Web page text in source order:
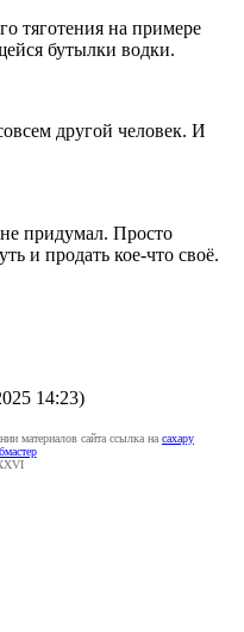
тяготения на примере
бутылки водки.
другой человек. И
придумал. Просто
и продать кое-что своё.
14:23)
материалов сайта ссылка на caxapу